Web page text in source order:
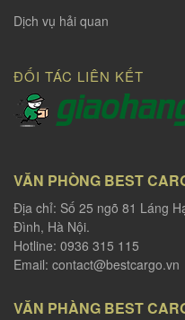
Dịch vụ hải quan
ĐỐI TÁC LIÊN KẾT
VĂN PHÒNG BEST
Địa chỉ: Số 25 ngõ 81 Láng
Đình, Hà Nội.
Hotline: 0936 315 115
Email: contact@bestcargo.vn
VĂN PHÀNG BEST